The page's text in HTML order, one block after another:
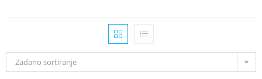
Zadano sortiranje